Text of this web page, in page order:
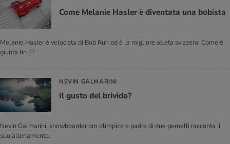
Come Me­la­nie Ha­sler è di­ven­ta­ta una bo­bi­sta
Melanie Hasler è velocista di Bob Run ed è la migliore atleta svizzera. Come è
giunta fin lì?
NEVIN GALMARINI
Il gusto del bri­vi­do?
Nevin Galmarini, snowboarder oro olimpico e padre di due gemelli racconta il
suo allenamento.